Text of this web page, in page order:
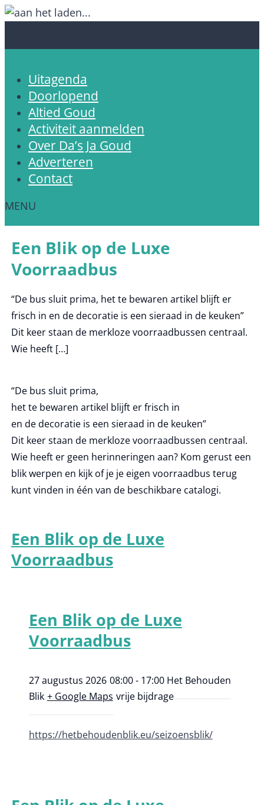
Uitagenda
Doorlopend
Altied Goud
Activiteit aanmelden
Over Da’s Ja Goud
Adverteren
Contact
Een Blik op de Luxe
Voorraadbus
“De bus sluit prima, het te bewaren artikel blijft er
frisch in en de decoratie is een sieraad in de keuken”
Dit keer staan de merkloze voorraadbussen centraal.
Wie heeft […]
“De bus sluit prima,
het te bewaren artikel blijft er frisch in
en de decoratie is een sieraad in de keuken”
Dit keer staan de merkloze voorraadbussen centraal.
Wie heeft er geen herinneringen aan? Kom gerust een
blik werpen en kijk of je je eigen voorraadbus terug
kunt vinden in één van de beschikbare catalogi.
Een Blik op de Luxe
Voorraadbus
Een Blik op de Luxe
Voorraadbus
27 augustus 2026 08:00 - 17:00Het Behouden
Blik + Google Maps vrije bijdrage
https://hetbehoudenblik.eu/seizoensblik/